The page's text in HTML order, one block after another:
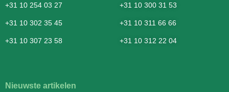
+31 10 254 03 27
+31 10 302 35 45
+31 10 307 23 58
+31 10 300 31 53
+31 10 311 66 66
+31 10 312 22 04
Nieuwste artikelen